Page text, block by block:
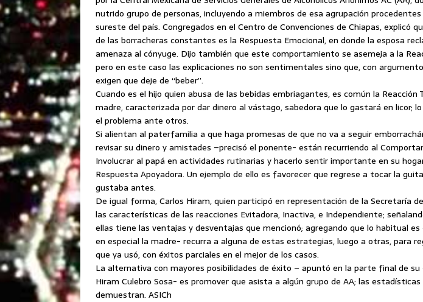
nutrido grupo de personas, incluyendo a miembros de esa agrupación
sureste del país. Congregados en el Centro de Convenciones de Chiapas, explicó
de las borracheras constantes es la Respuesta Emocional, en donde la esposa
amenaza al cónyuge. Dijo también que este comportamiento se asemeja a la
pero en este caso las explicaciones no son sentimentales sino que, con
exigen que deje de “beber”.
Cuando es el hijo quien abusa de las bebidas embriagantes, es común la Reacción
madre, caracterizada por dar dinero al vástago, sabedora que lo gastará en licor;
el problema ante otros.
Si alientan al paterfamilia a que haga promesas de que no va a seguir
revisar su dinero y amistades –precisó el ponente- están recurriendo al
Involucrar al papá en actividades rutinarias y hacerlo sentir importante en su
Respuesta Apoyadora. Un ejemplo de ello es favorecer que regrese a tocar la
gustaba antes.
De igual forma, Carlos Hiram, quien participó en representación de la Secretaría
las características de las reacciones Evitadora, Inactiva, e Independiente;
ellas tiene las ventajas y desventajas que mencionó; agregando que lo habitual
en especial la madre- recurra a alguna de estas estrategias, luego a otras, para
que ya usó, con éxitos parciales en el mejor de los casos.
La alternativa con mayores posibilidades de éxito – apuntó en la parte final de su
Hiram Culebro Sosa- es promover que asista a algún grupo de AA; las
demuestran. ASICh